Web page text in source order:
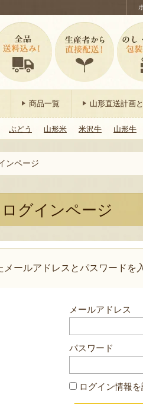
商品一覧 山形直送計画
ぶどう 山形米 米沢牛 山形牛
ンページ
グインページ
ールアドレスとパスワードを
メールアドレス
パスワード
ログイン情報